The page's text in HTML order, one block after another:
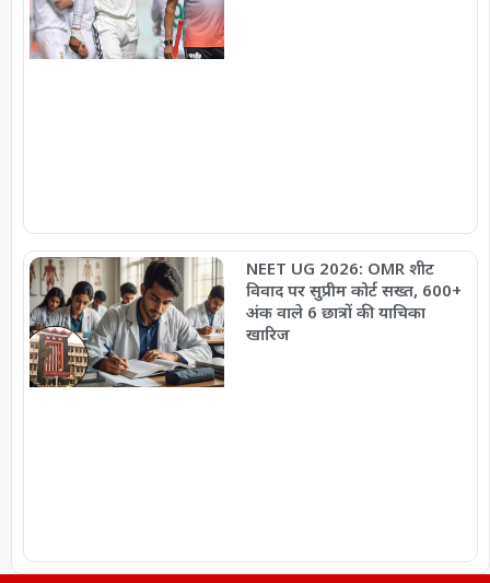
NEET UG 2026: OMR शीट
विवाद पर सुप्रीम कोर्ट सख्त, 600+
अंक वाले 6 छात्रों की याचिका
खारिज